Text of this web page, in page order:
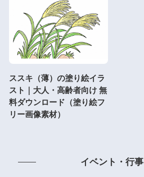
ススキ（薄）の塗り絵イラ
スト｜大人・高齢者向け 無
料ダウンロード（塗り絵フ
リー画像素材）
イベント・行事